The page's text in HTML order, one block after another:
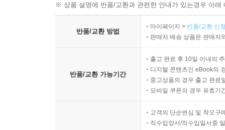
※ 상품 설명에 반품/교환과 관련한 안내가 있는경우 아
반품/교환 방법
마이페이지 > 반품/교환 신
판매자 배송 상품은 판매자
반품/교환 가능기간
출고 완료 후 10일 이내의
디지털 콘텐츠인 eBook의
중고상품의 경우 출고 완료
모바일 쿠폰의 경우 유효기
고객의 단순변심 및 착오구
직수입양서/직수입일서중